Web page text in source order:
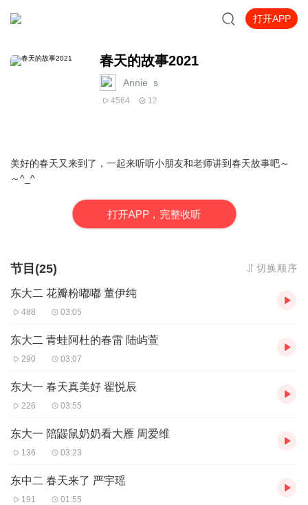
打开APP
春天的故事2021
Annie_s
4564 12
美好的春天又来到了，一起来听听小朋友和老师讲到春天故事吧～
～^_^
打开APP，完整收听
节目(25) 切换顺序
东大二 花瓣粉嘟嘟 董伊纯
488 03:05
东大二 青蛙阿杜的春雷 陆屿萱
290 03:07
东大一 春天真美好 翟悦辰
226 03:55
东大一 陪鼹鼠奶奶看大雁 周爱维
136 03:23
东中二 春天来了 严宇瑶
191 01:55